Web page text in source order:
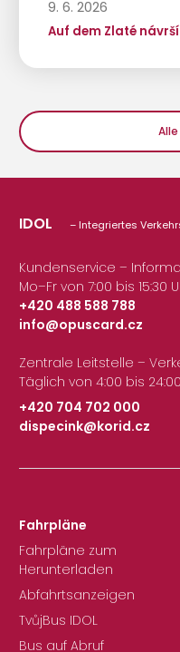
9. 6. 2026
Auf dem Zlaté
IDOL – Integriertes
Kundenservice –
Mo–Fr von 7:00 bis 15:30
+420 488 588 788
|
info@opuscard.cz
Zentrale Leitstelle –
Täglich von 4:00 bis
+420 704 702 000
|
dispecink@korid.cz
Fahrpläne
Fahrpläne zum
Herunterladen
Abfahrtsanzeigen
TvůjBus IDOL
Bus auf Abruf